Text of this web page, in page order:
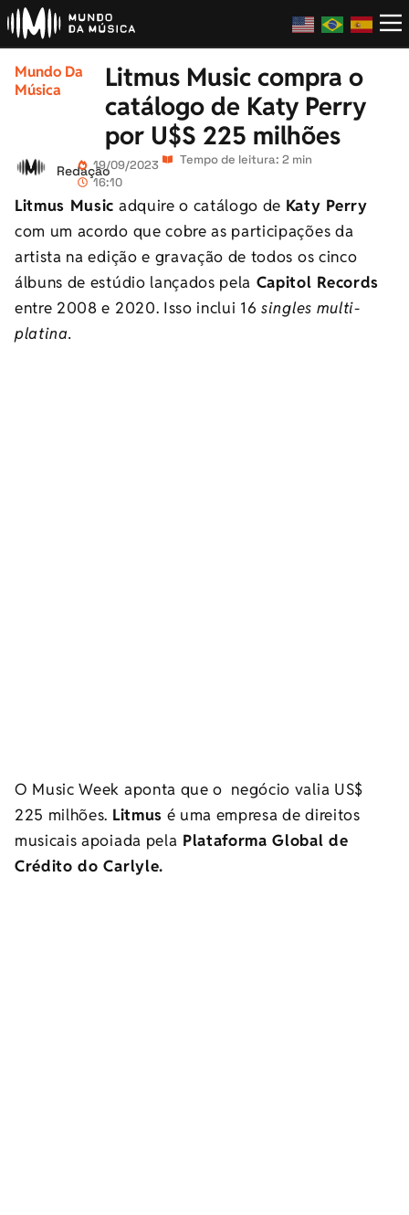
Mundo Da
Música
Litmus Music compra o
catálogo de Katy Perry
por U$S 225 milhões
Redação19/09/2023
16:10
Tempo de leitura: 2 min
Litmus Music adquire o catálogo de Katy Perry
com um acordo que cobre as participações da
artista na edição e gravação de todos os cinco
álbuns de estúdio lançados pela Capitol Records
entre 2008 e 2020. Isso inclui 16singles multi-
platina.
O Music Week aponta que o negócio valia US$
225 milhões. Litmus é uma empresa de direitos
musicais apoiada pela Plataforma Global de
Crédito do Carlyle.